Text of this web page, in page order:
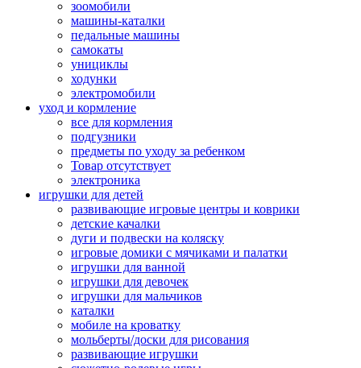
зоомобили
машины-каталки
педальные машины
самокаты
унициклы
ходунки
электромобили
уход и кормление
все для кормления
подгузники
предметы по уходу за ребенком
Товар отсутствует
электроника
игрушки для детей
развивающие игровые центры и коврики
детские качалки
дуги и подвески на коляску
игровые домики с мячиками и палатки
игрушки для ванной
игрушки для девочек
игрушки для мальчиков
каталки
мобиле на кроватку
мольберты/доски для рисования
развивающие игрушки